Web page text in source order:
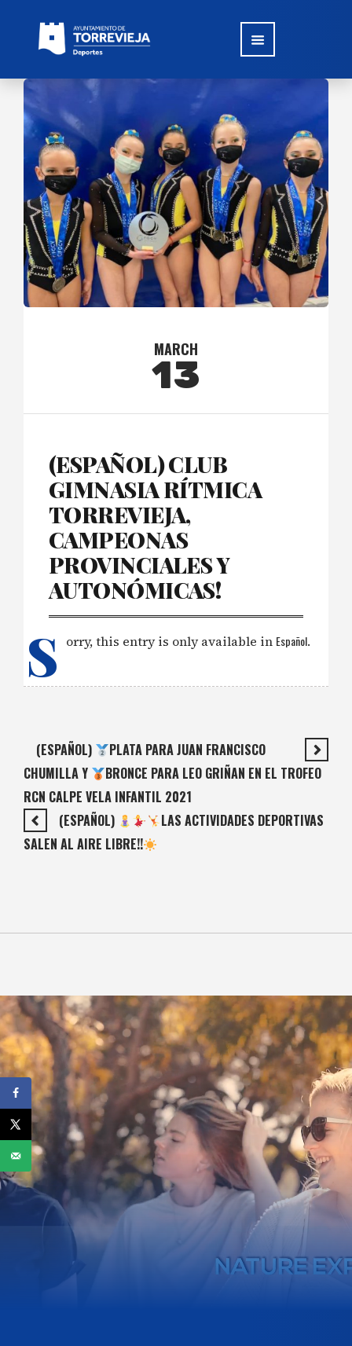
MARCH
13
(ESPAÑOL) CLUB
GIMNASIA RÍTMICA
TORREVIEJA,
CAMPEONAS
PROVINCIALES Y
AUTONÓMICAS!
S orry, this entry is only available in Español.
(ESPAÑOL)
PLATA PARA JUAN FRANCISCO
CHUMILLA Y
BRONCE PARA LEO GRIÑAN EN EL TROFEO
RCN CALPE VELA INFANTIL 2021
(ESPAÑOL)
LAS ACTIVIDADES DEPORTIVAS
SALEN AL AIRE LIBRE!!